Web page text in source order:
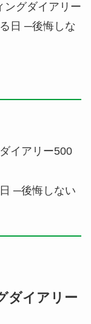
ングダイアリー
日 ─後悔しな
イアリー500
─後悔しない
ダイアリー